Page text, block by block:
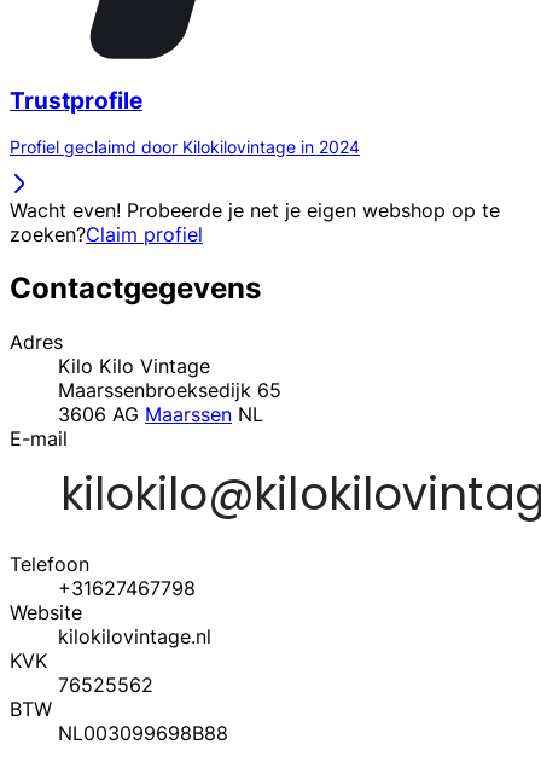
Trustprofile
Profiel geclaimd door Kilokilovintage in 2024
Wacht even! Probeerde je net je eigen webshop op te
zoeken?Claim profiel
Contactgegevens
Adres
Kilo Kilo Vintage
Maarssenbroeksedijk 65
3606 AG Maarssen NL
E-mail
Telefoon
+31627467798
Website
kilokilovintage.nl
KVK
76525562
BTW
NL003099698B88